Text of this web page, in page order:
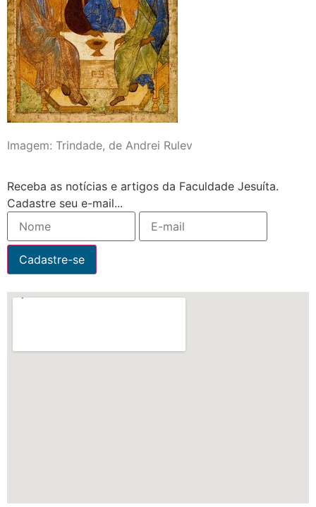
Imagem: Trindade, de Andrei Rulev
Receba as notícias e artigos da Faculdade Jesuíta.
Cadastre seu e-mail...